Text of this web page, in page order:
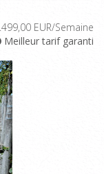
EUR/Semaine
Meilleur tarif garanti